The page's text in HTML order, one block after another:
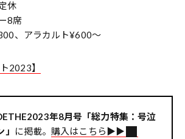
休
8席
、アラカルト¥600～
2023】
年8月号「総力特集：号泣
に掲載。 購入はこちら▶︎▶︎